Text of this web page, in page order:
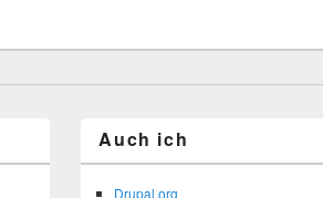
Auch ich
Drupal.org